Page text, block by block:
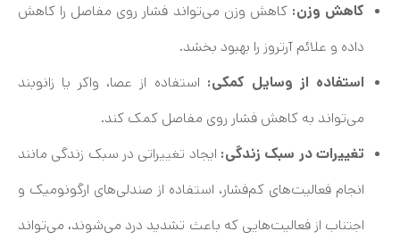
کاهش وزن: کاهش وزن می‌تواند فشار روی مفاصل را کاهش
داده و علائم آرتروز را بهبود بخشد.
استفاده از وسایل کمکی: استفاده از عصا، واکر یا زانوبند
می‌تواند به کاهش فشار روی مفاصل کمک کند.
تغییرات در سبک زندگی: ایجاد تغییراتی در سبک زندگی مانند
انجام فعالیت‌های کم‌فشار، استفاده از صندلی‌های ارگونومیک و
اجتناب از فعالیت‌هایی که باعث تشدید درد می‌شوند، می‌تواند